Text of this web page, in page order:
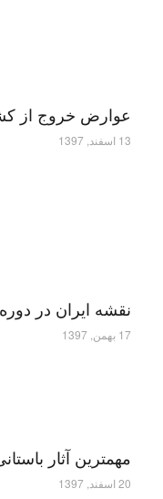
عوارض خروج از
13 اسفند, 1397
نقشه ایران در
17 بهمن, 1397
مهمترین آثار
20 اسفند, 1397